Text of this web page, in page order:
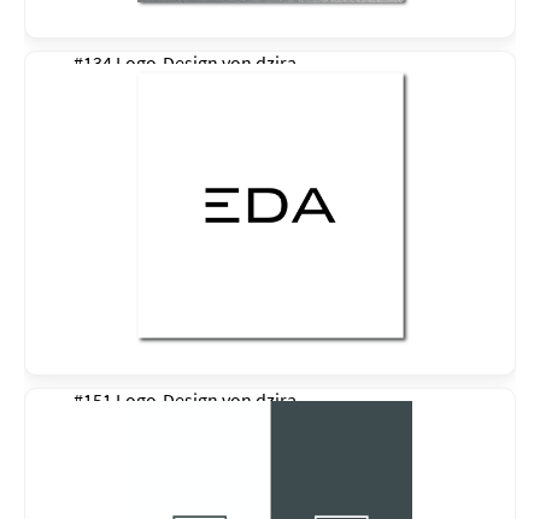
#134 Logo-Design von dzira
#151 Logo-Design von dzira